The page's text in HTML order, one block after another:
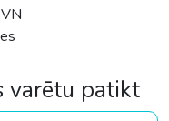
varētu patikt